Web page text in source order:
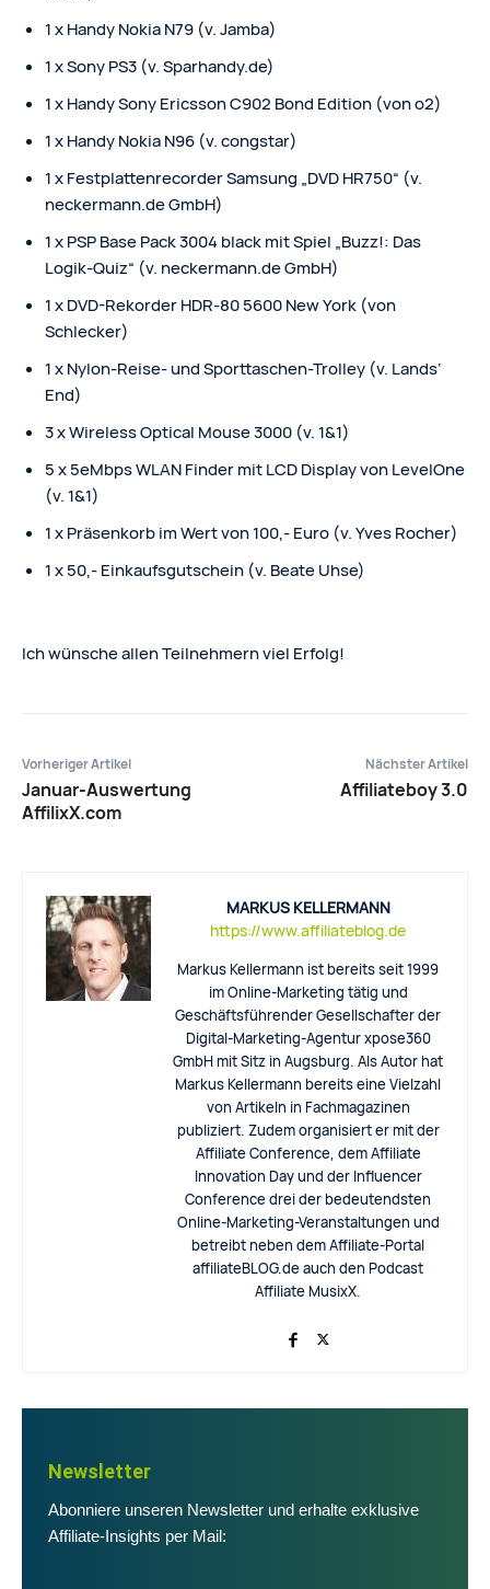
1 x Handy Nokia N79 (v. Jamba)
1 x Sony PS3 (v. Sparhandy.de)
1 x Handy Sony Ericsson C902 Bond Edition (von o2)
1 x Handy Nokia N96 (v. congstar)
1 x Festplattenrecorder Samsung „DVD HR750“ (v.
neckermann.de GmbH)
1 x PSP Base Pack 3004 black mit Spiel „Buzz!: Das
Logik-Quiz“ (v. neckermann.de GmbH)
1 x DVD-Rekorder HDR-80 5600 New York (von
Schlecker)
1 x Nylon-Reise- und Sporttaschen-Trolley (v. Lands‘
End)
3 x Wireless Optical Mouse 3000 (v. 1&1)
5 x 5eMbps WLAN Finder mit LCD Display von LevelOne
(v. 1&1)
1 x Präsenkorb im Wert von 100,- Euro (v. Yves Rocher)
1 x 50,- Einkaufsgutschein (v. Beate Uhse)
Ich wünsche allen Teilnehmern viel Erfolg!
Vorheriger Artikel
Januar-Auswertung
AffilixX.com
Nächster Artikel
Affiliateboy 3.0
MARKUS KELLERMANN
https://www.affiliateblog.de
Markus Kellermann ist bereits seit 1999
im Online-Marketing tätig und
Geschäftsführender Gesellschafter der
Digital-Marketing-Agentur xpose360
GmbH mit Sitz in Augsburg. Als Autor hat
Markus Kellermann bereits eine Vielzahl
von Artikeln in Fachmagazinen
publiziert. Zudem organisiert er mit der
Affiliate Conference, dem Affiliate
Innovation Day und der Influencer
Conference drei der bedeutendsten
Online-Marketing-Veranstaltungen und
betreibt neben dem Affiliate-Portal
affiliateBLOG.de auch den Podcast
Affiliate MusixX.
Newsletter
Abonniere unseren Newsletter und erhalte exklusive
Affiliate-Insights per Mail: